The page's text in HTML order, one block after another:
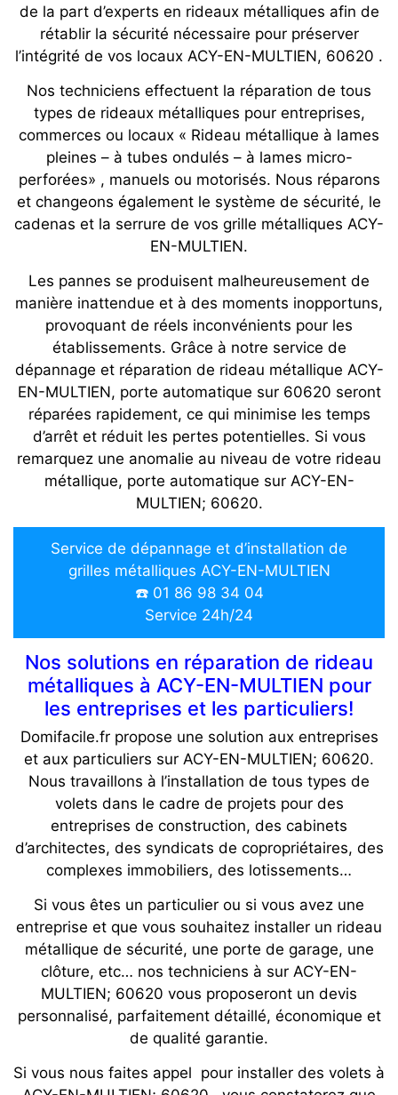
de la part d’experts en rideaux métalliques afin de
rétablir la sécurité nécessaire pour préserver
l’intégrité de vos locaux ACY-EN-MULTIEN, 60620 .
Nos techniciens effectuent la réparation de tous
types de rideaux métalliques pour entreprises,
commerces ou locaux « Rideau métallique à lames
pleines – à tubes ondulés – à lames micro-
perforées» , manuels ou motorisés. Nous réparons
et changeons également le système de sécurité, le
cadenas et la serrure de vos grille métalliques ACY-
EN-MULTIEN.
Les pannes se produisent malheureusement de
manière inattendue et à des moments inopportuns,
provoquant de réels inconvénients pour les
établissements. Grâce à notre service de
dépannage et réparation de rideau métallique ACY-
EN-MULTIEN, porte automatique sur 60620 seront
réparées rapidement, ce qui minimise les temps
d’arrêt et réduit les pertes potentielles. Si vous
remarquez une anomalie au niveau de votre rideau
métallique, porte automatique sur ACY-EN-
MULTIEN; 60620.
Service de dépannage et d’installation de
grilles métalliques ACY-EN-MULTIEN
☎️ 01 86 98 34 04
Service 24h/24
Nos solutions en réparation de rideau
métalliques à ACY-EN-MULTIEN pour
les entreprises et les particuliers!
Domifacile.fr propose une solution aux entreprises
et aux particuliers sur ACY-EN-MULTIEN; 60620.
Nous travaillons à l’installation de tous types de
volets dans le cadre de projets pour des
entreprises de construction, des cabinets
d’architectes, des syndicats de copropriétaires, des
complexes immobiliers, des lotissements…
Si vous êtes un particulier ou si vous avez une
entreprise et que vous souhaitez installer un rideau
métallique de sécurité, une porte de garage, une
clôture, etc… nos techniciens à sur ACY-EN-
MULTIEN; 60620 vous proposeront un devis
personnalisé, parfaitement détaillé, économique et
de qualité garantie.
Si vous nous faites appel pour installer des volets à